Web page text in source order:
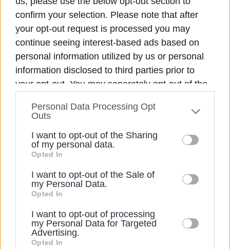
confirm your selection. Please note that after
your opt-out request is processed you may
continue seeing interest-based ads based on
personal information utilized by us or personal
information disclosed to third parties prior to
your opt-out. You may separately opt-out of the
by third parties on the IAB’s list of downstream
disclosed by us to third parties on the
IAB’s List
of Downstream Participants
Personal Data Processing Opt
Outs
I want to opt-out of the Sharing
of my personal data.
Opted In
I want to opt-out of the Sale of
my Personal Data.
Opted In
I want to opt-out of processing
my Personal Data for Targeted
Advertising.
Opted In
Collecte
Le contact donne son consentement
Via cartes de fidélité, salons professionnels,
abonnements à des magazines spécialisés ou
enquêtes.
Vérification
Chaque numéro est contrôlé
Vérification du numéro, du secteur d’activité
et des informations professionnelles
associées.